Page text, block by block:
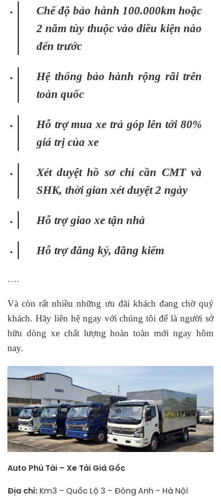
Chế độ bảo hành 100.000km hoặc
2 năm tùy thuộc vào điều kiện nào
đến trước
Hệ thống bảo hành rộng rãi trên
toàn quốc
Hỗ trợ mua xe trả góp lên tới 80%
giá trị của xe
Xét duyệt hồ sơ chỉ cần CMT và
SHK, thời gian xét duyệt 2 ngày
Hỗ trợ giao xe tận nhà
Hỗ trợ đăng ký, đăng kiểm
….
Và còn rất nhiều những ưu đãi khách đang chờ quý
khách. Hãy liên hệ ngay với chúng tôi để là người sở
hữu dòng xe chất lượng hoàn toàn mới ngay hôm
nay.
Auto Phú Tài – Xe Tải Giá Gốc
Địa chỉ: Km3 – Quốc Lộ 3 – Đông Anh – Hà Nội